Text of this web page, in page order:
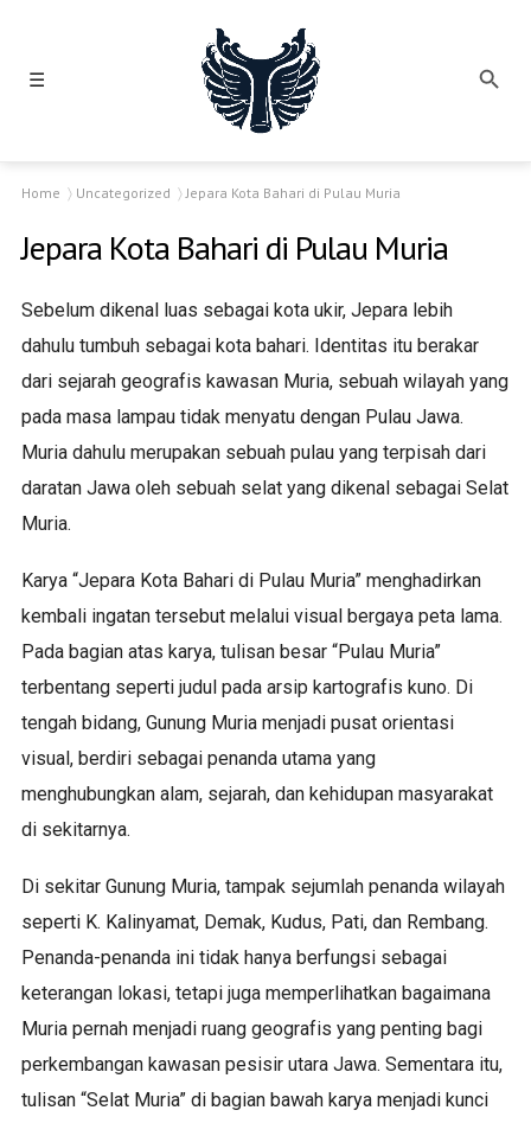
☰
Home Uncategorized Jepara Kota Bahari di Pulau Muria
Jepara Kota Bahari di Pulau Muria
Sebelum dikenal luas sebagai kota ukir, Jepara lebih
dahulu tumbuh sebagai kota bahari. Identitas itu berakar
dari sejarah geografis kawasan Muria, sebuah wilayah yang
pada masa lampau tidak menyatu dengan Pulau Jawa.
Muria dahulu merupakan sebuah pulau yang terpisah dari
daratan Jawa oleh sebuah selat yang dikenal sebagai Selat
Muria.
Karya “Jepara Kota Bahari di Pulau Muria” menghadirkan
kembali ingatan tersebut melalui visual bergaya peta lama.
Pada bagian atas karya, tulisan besar “Pulau Muria”
terbentang seperti judul pada arsip kartografis kuno. Di
tengah bidang, Gunung Muria menjadi pusat orientasi
visual, berdiri sebagai penanda utama yang
menghubungkan alam, sejarah, dan kehidupan masyarakat
di sekitarnya.
Di sekitar Gunung Muria, tampak sejumlah penanda wilayah
seperti K. Kalinyamat, Demak, Kudus, Pati, dan Rembang.
Penanda-penanda ini tidak hanya berfungsi sebagai
keterangan lokasi, tetapi juga memperlihatkan bagaimana
Muria pernah menjadi ruang geografis yang penting bagi
perkembangan kawasan pesisir utara Jawa. Sementara itu,
tulisan “Selat Muria” di bagian bawah karya menjadi kunci